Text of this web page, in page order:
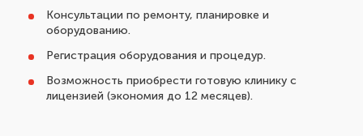
Консультации по ремонту, планировке и
оборудованию.
Регистрация оборудования и процедур.
Возможность приобрести готовую клинику с
лицензией (экономия до 12 месяцев).